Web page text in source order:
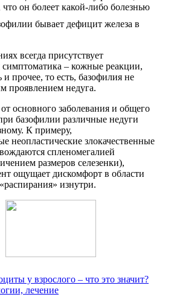
всегда присутствует
симптоматика – кожные реакции,
и прочее, то есть, базофилия не
проявлением недуга.
основного заболевания и общего
базофилии различные недуги
К примеру,
неопластические злокачественные
спленомегалией
размеров селезенки),
ощущает дискомфорт в области
изнутри.
у взрослого – что это значит?
лечение